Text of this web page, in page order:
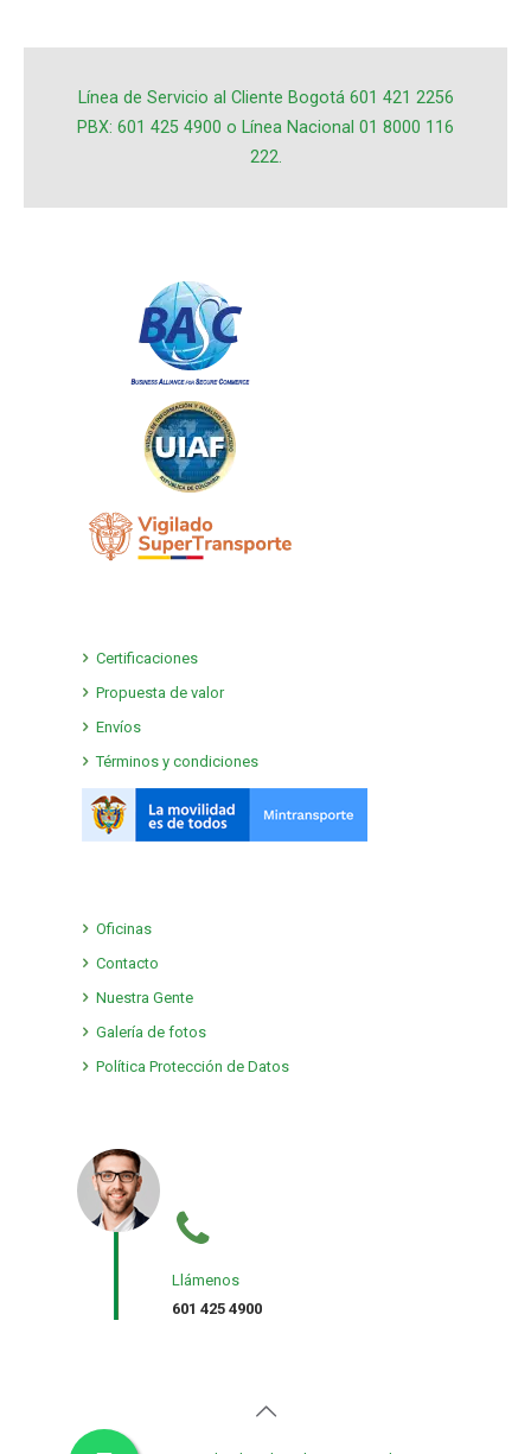
Línea de Servicio al Cliente Bogotá 601 421 2256
PBX: 601 425 4900 o Línea Nacional 01 8000 116
222.
Certificaciones
Propuesta de valor
Envíos
Términos y condiciones
Oficinas
Contacto
Nuestra Gente
Galería de fotos
Política Protección de Datos
Llámenos
601 425 4900